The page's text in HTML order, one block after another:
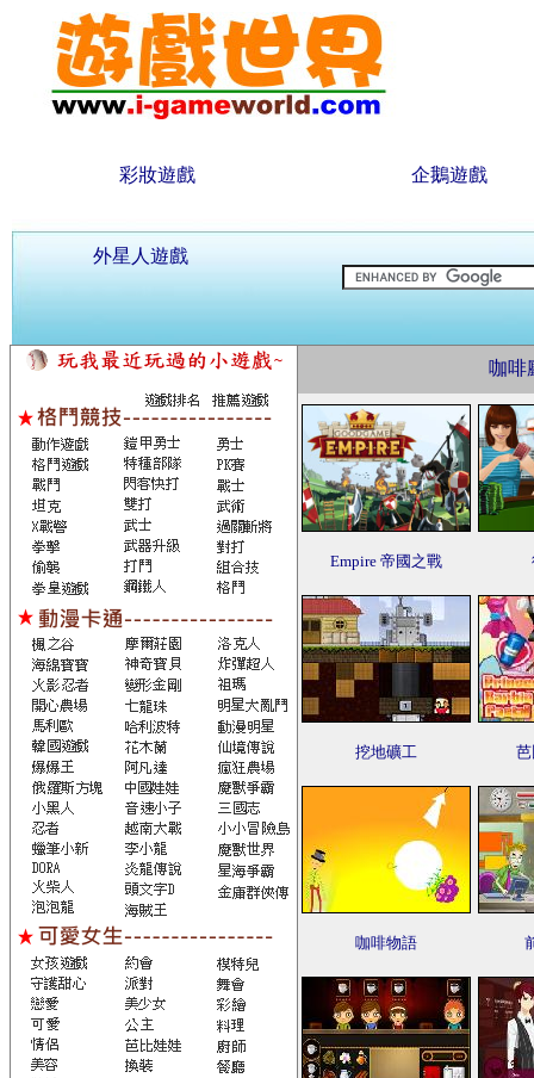
彩妝遊戲 企鵝遊戲
外星人遊戲
咖啡
Empire 帝國之戰
挖地礦工
咖啡物語